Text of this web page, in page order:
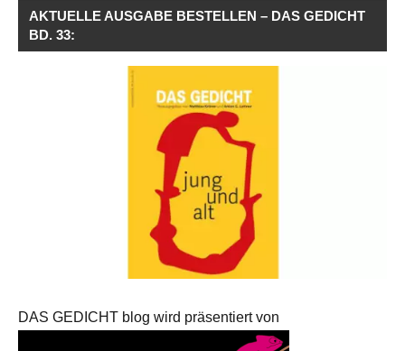
AKTUELLE AUSGABE BESTELLEN – DAS GEDICHT
BD. 33:
DAS GEDICHT blog wird präsentiert von